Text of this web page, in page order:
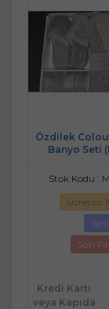
Özdilek
Banyo Seti
Stok Kodu :
Ücretsiz
Yeni
Son
Kredi Kartı
veya Kapıda